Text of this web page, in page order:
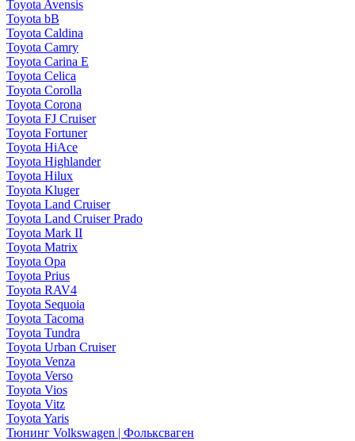
Toyota Avensis
Toyota bB
Toyota Caldina
Toyota Camry
Toyota Carina E
Toyota Celica
Toyota Corolla
Toyota Corona
Toyota FJ Cruiser
Toyota Fortuner
Toyota HiAce
Toyota Highlander
Toyota Hilux
Toyota Kluger
Toyota Land Cruiser
Toyota Land Cruiser Prado
Toyota Mark II
Toyota Matrix
Toyota Opa
Toyota Prius
Toyota RAV4
Toyota Sequoia
Toyota Tacoma
Toyota Tundra
Toyota Urban Cruiser
Toyota Venza
Toyota Verso
Toyota Vios
Toyota Vitz
Toyota Yaris
Тюнинг Volkswagen | Фольксваген